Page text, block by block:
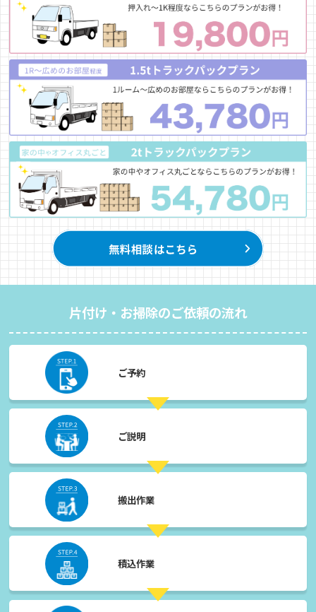
片付け・お掃除のご依頼の流れ
ご予約
ご説明
搬出作業
積込作業